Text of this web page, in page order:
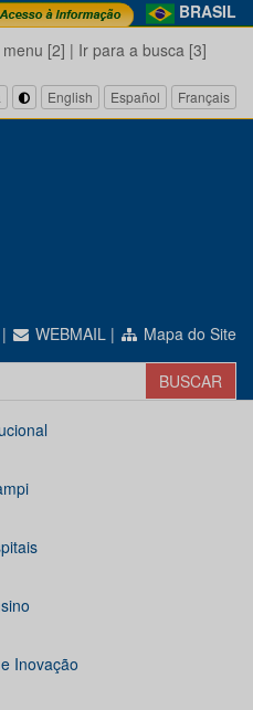
BRASIL
[2] | Ir para a busca [3]
English Español Français
| WEBMAIL | Mapa do Site
Inovação